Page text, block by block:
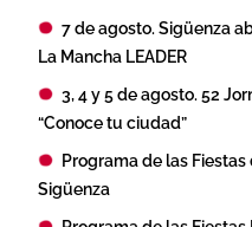
7 de agosto. Sigüenza
La Mancha LEADER
3, 4 y 5 de agosto. 52
“Conoce tu ciudad”
Programa de las
Sigüenza